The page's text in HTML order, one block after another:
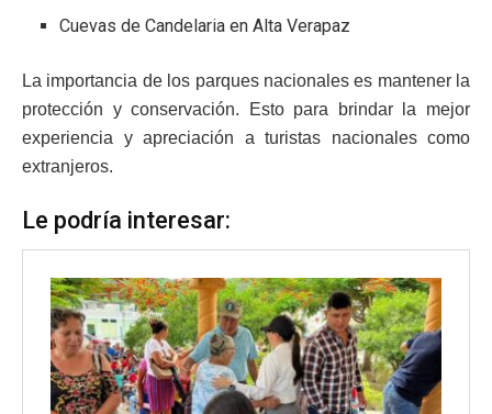
Cuevas de Candelaria en Alta Verapaz
La importancia de los parques nacionales es mantener la
protección y conservación. Esto para brindar la mejor
experiencia y apreciación a turistas nacionales como
extranjeros.
Le podría interesar: